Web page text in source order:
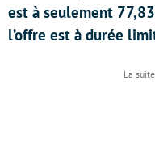
est à seulement
l’offre est à durée